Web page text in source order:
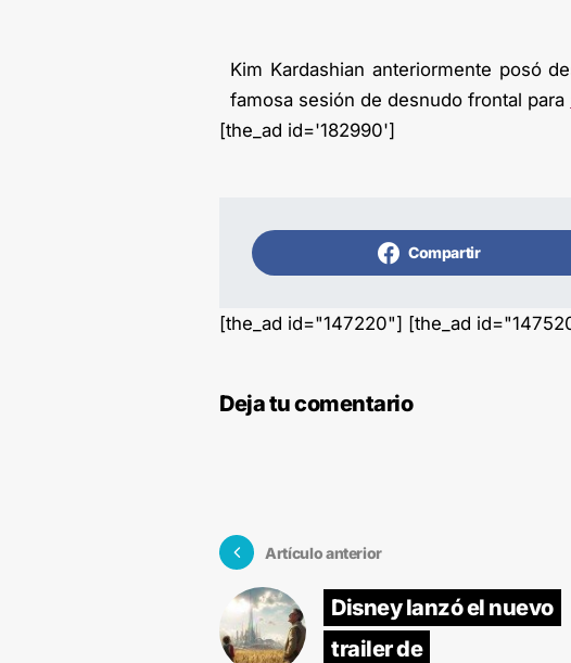
Kim Kardashian anteriormente posó
famosa sesión de desnudo frontal para
[the_ad id='182990']
Compartir
[the_ad id="147220"] [the_ad
Deja tu comentario
Artículo anterior
Disney lanzó el nuevo
trailer de